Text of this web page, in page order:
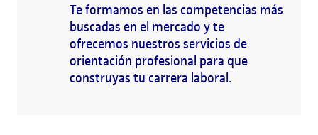
Te formamos en las competencias más
buscadas en el mercado y te
ofrecemos nuestros servicios de
orientación profesional para que
construyas tu carrera laboral.